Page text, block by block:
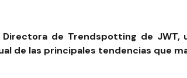
de Trendspotting de
de las principales tendencias que